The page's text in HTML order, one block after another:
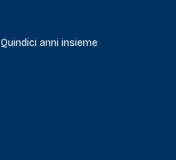
Quindici anni insieme